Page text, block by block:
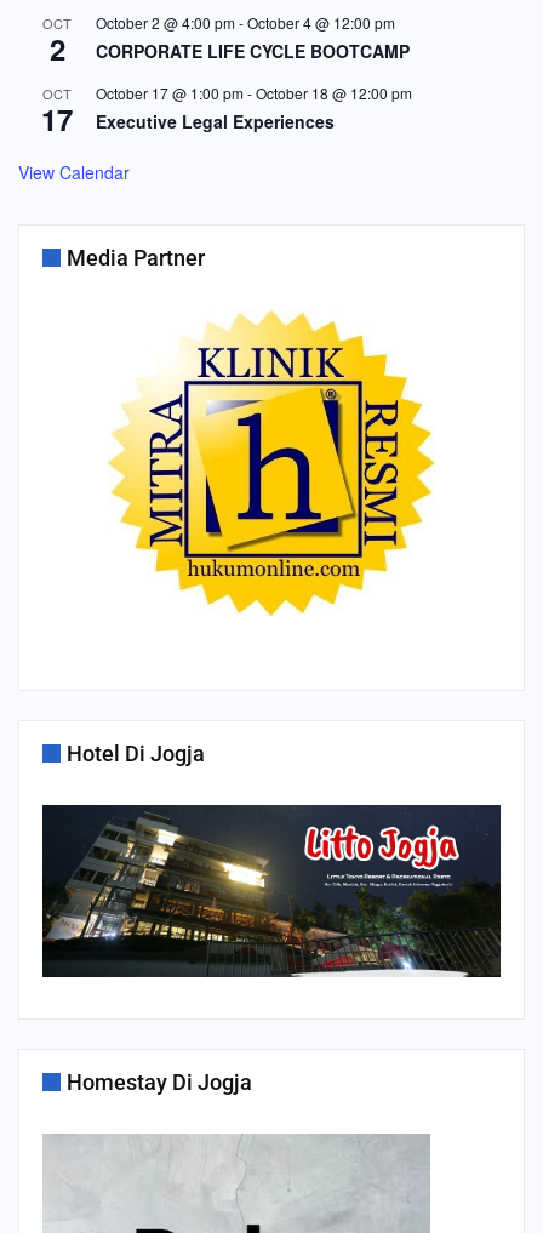
OCT
2
October 2 @ 4:00 pm-October 4 @ 12:00 pm
CORPORATE LIFE CYCLE BOOTCAMP
OCT
17
October 17 @ 1:00 pm-October 18 @ 12:00 pm
Executive Legal Experiences
View Calendar
Media Partner
Hotel Di Jogja
Homestay Di Jogja